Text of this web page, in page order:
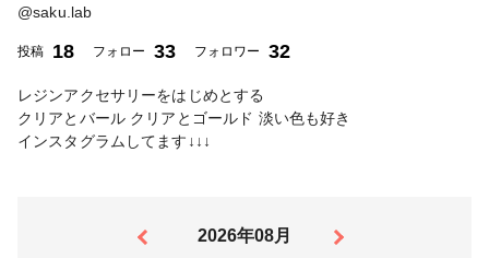
@saku.lab
投稿 18 フォロー 33 フォロワー 32
レジンアクセサリーをはじめとする
クリアとバール クリアとゴールド 淡い色も好き
インスタグラムしてます↓↓↓
2026年08月